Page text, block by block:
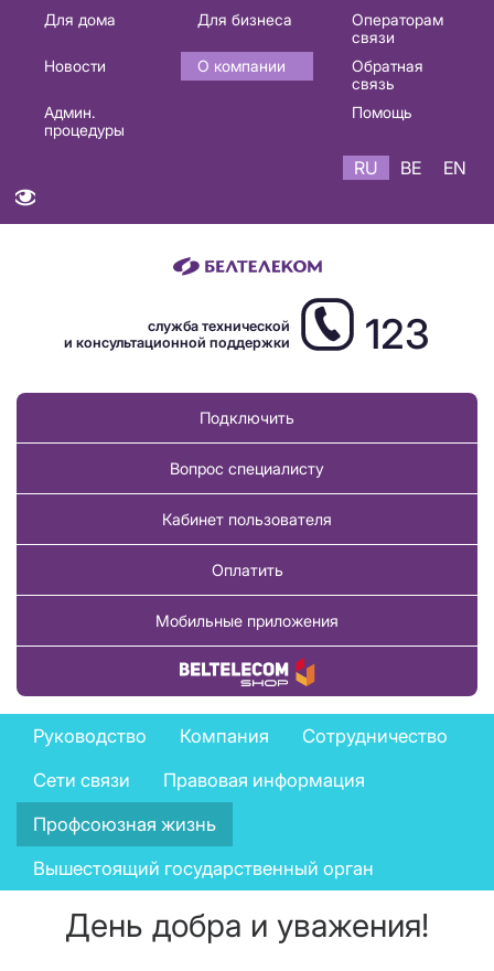
Основная
навигация
Для дома Для бизнеса
Операторам
связи
Новости
О компании
Обратная
связь
Админ.
процедуры
Помощь
RU BE EN
служба технической
и консультационной поддержки
123
Подключить
Вопрос специалисту
Кабинет пользователя
Оплатить
Мобильные приложения
Купить товар
Company
menu
Руководство Компания
Сотрудничество
Сети связи
Правовая информация
Профсоюзная жизнь
Вышестоящий государственный орган
День добра и уважения!